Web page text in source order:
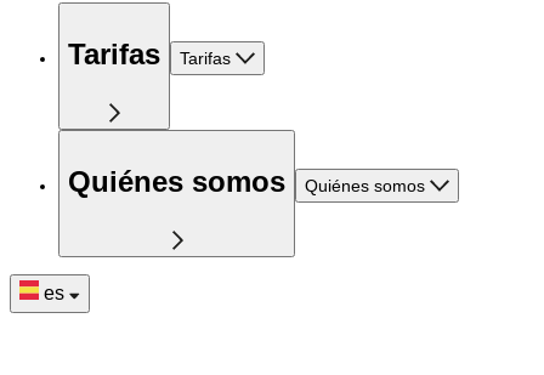
Tarifas Tarifas
Quiénes somos Quiénes somos
es